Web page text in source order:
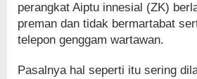
perangkat Aiptu innesial (ZK)
preman dan tidak bermartabat
telepon genggam wartawan.
Pasalnya hal seperti itu sering